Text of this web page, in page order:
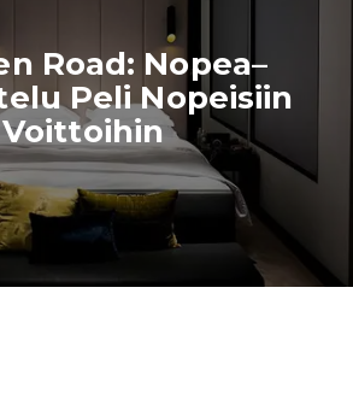
Road: Nopea–
Peli Nopeisiin
Voittoihin